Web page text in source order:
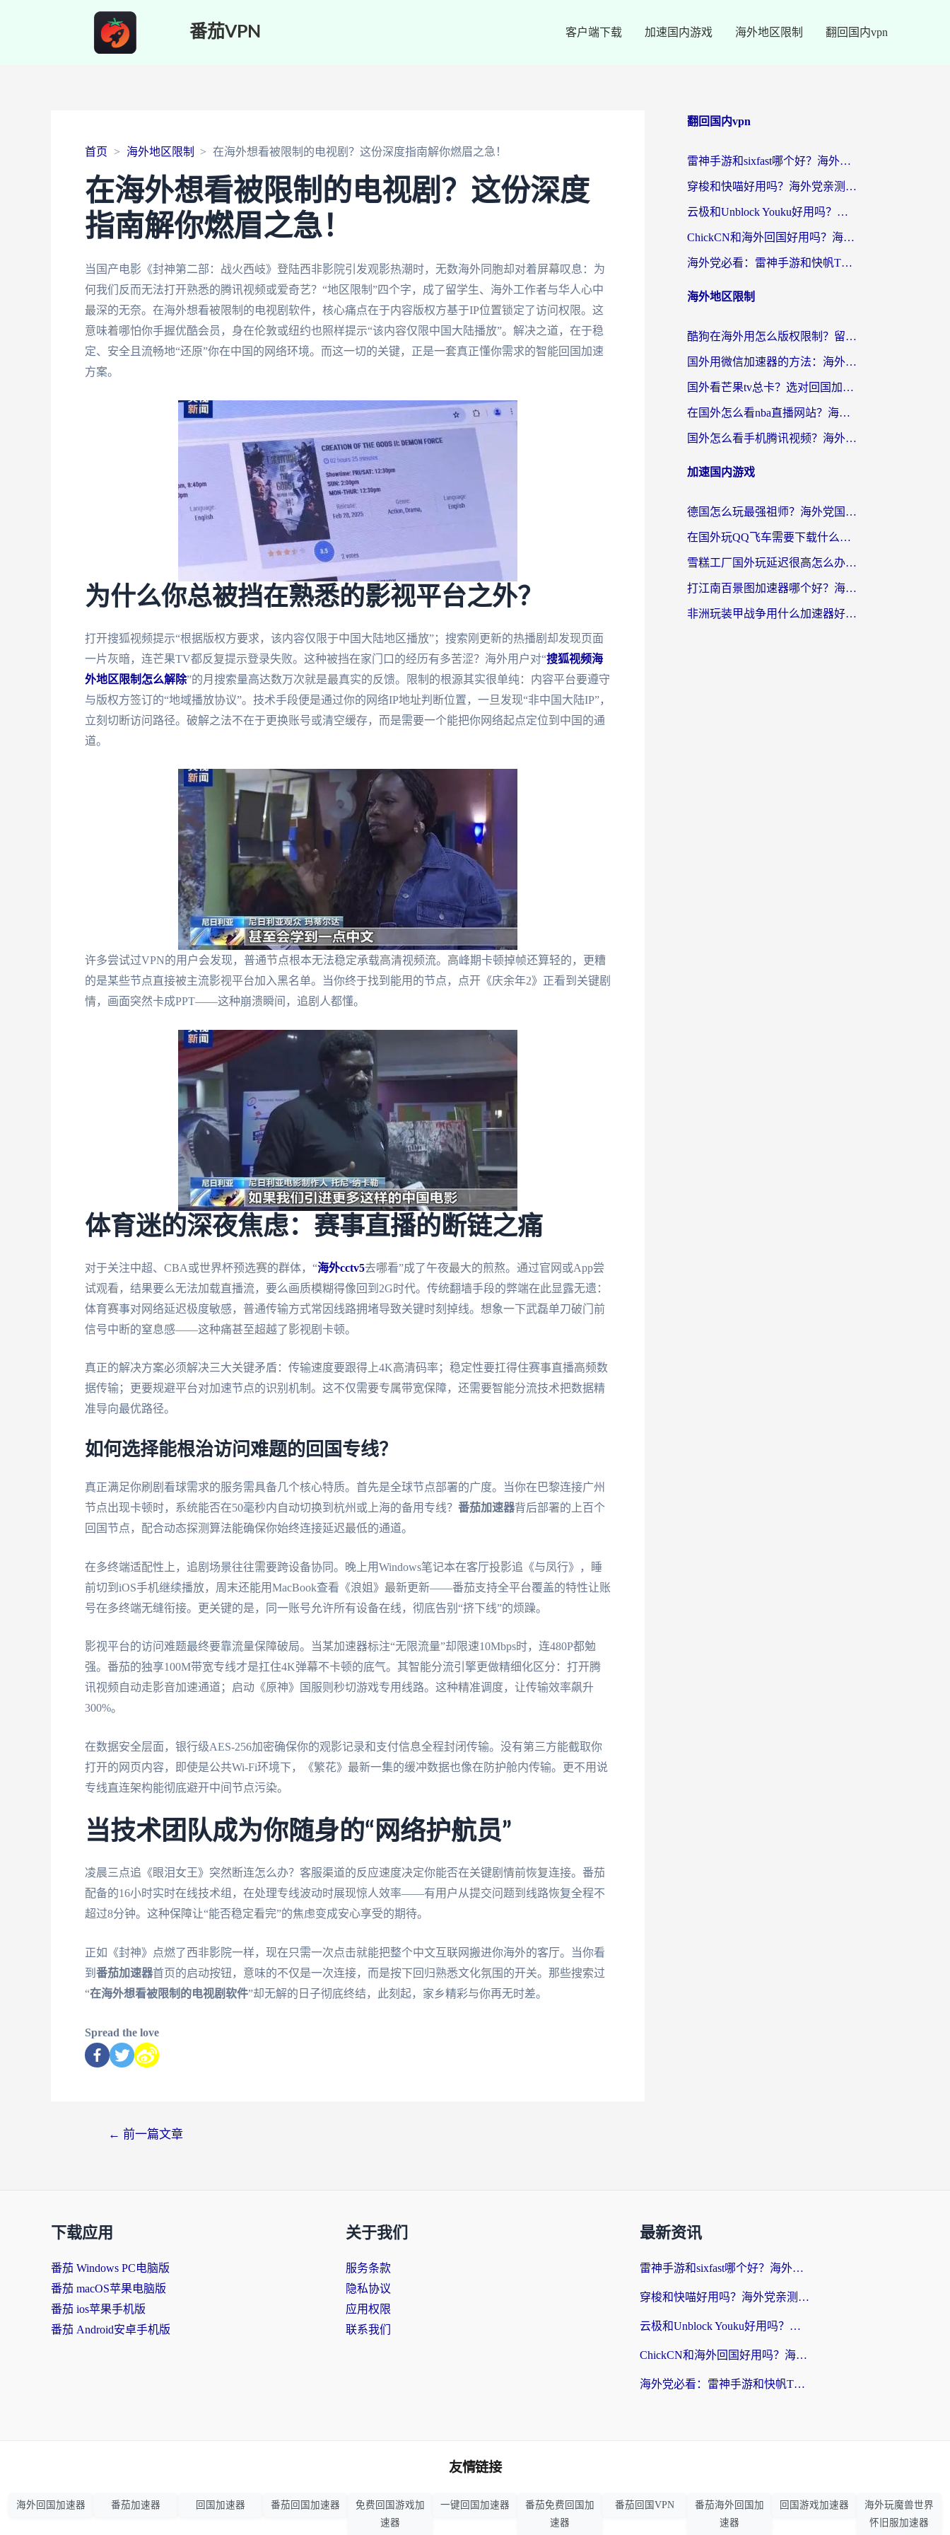
番茄VPN 客户端下载 加速国内游戏 海外地区限制 翻回国内vpn
首页 海外地区限制 在海外想看被限制的电视剧？这份深度指南解你燃眉之急！
在海外想看被限制的电视剧？这份深度
指南解你燃眉之急！
当国产电影《封神第二部：战火西岐》登陆西非影院引发观影热潮时，无数海外同胞却对着屏幕叹息：为
何我们反而无法打开熟悉的腾讯视频或爱奇艺？“地区限制”四个字，成了留学生、海外工作者与华人心中
最深的无奈。在海外想看被限制的电视剧软件，核心痛点在于内容版权方基于IP位置锁定了访问权限。这
意味着哪怕你手握优酷会员，身在伦敦或纽约也照样提示“该内容仅限中国大陆播放”。解决之道，在于稳
定、安全且流畅地“还原”你在中国的网络环境。而这一切的关键，正是一套真正懂你需求的智能回国加速
方案。
为什么你总被挡在熟悉的影视平台之外？
打开搜狐视频提示“根据版权方要求，该内容仅限于中国大陆地区播放”；搜索刚更新的热播剧却发现页面
一片灰暗，连芒果TV都反复提示登录失败。这种被挡在家门口的经历有多苦涩？海外用户对“搜狐视频海
外地区限制怎么解除”的月搜索量高达数万次就是最真实的反馈。限制的根源其实很单纯：内容平台要遵守
与版权方签订的“地域播放协议”。技术手段便是通过你的网络IP地址判断位置，一旦发现“非中国大陆IP”，
立刻切断访问路径。破解之法不在于更换账号或清空缓存，而是需要一个能把你网络起点定位到中国的通
道。
许多尝试过VPN的用户会发现，普通节点根本无法稳定承载高清视频流。高峰期卡顿掉帧还算轻的，更糟
的是某些节点直接被主流影视平台加入黑名单。当你终于找到能用的节点，点开《庆余年2》正看到关键剧
情，画面突然卡成PPT——这种崩溃瞬间，追剧人都懂。
体育迷的深夜焦虑：赛事直播的断链之痛
对于关注中超、CBA或世界杯预选赛的群体，“海外cctv5去哪看”成了午夜最大的煎熬。通过官网或App尝
试观看，结果要么无法加载直播流，要么画质模糊得像回到2G时代。传统翻墙手段的弊端在此显露无遗：
体育赛事对网络延迟极度敏感，普通传输方式常因线路拥堵导致关键时刻掉线。想象一下武磊单刀破门前
信号中断的窒息感——这种痛甚至超越了影视剧卡顿。
真正的解决方案必须解决三大关键矛盾：传输速度要跟得上4K高清码率；稳定性要扛得住赛事直播高频数
据传输；更要规避平台对加速节点的识别机制。这不仅需要专属带宽保障，还需要智能分流技术把数据精
准导向最优路径。
如何选择能根治访问难题的回国专线？
真正满足你刷剧看球需求的服务需具备几个核心特质。首先是全球节点部署的广度。当你在巴黎连接广州
节点出现卡顿时，系统能否在50毫秒内自动切换到杭州或上海的备用专线？ 番茄加速器背后部署的上百个
回国节点，配合动态探测算法能确保你始终连接延迟最低的通道。
在多终端适配性上，追剧场景往往需要跨设备协同。晚上用Windows笔记本在客厅投影追《与凤行》，睡
前切到iOS手机继续播放，周末还能用MacBook查看《浪姐》最新更新——番茄支持全平台覆盖的特性让账
号在多终端无缝衔接。更关键的是，同一账号允许所有设备在线，彻底告别“挤下线”的烦躁。
影视平台的访问难题最终要靠流量保障破局。当某加速器标注“无限流量”却限速10Mbps时，连480P都勉
强。番茄的独享100M带宽专线才是扛住4K弹幕不卡顿的底气。其智能分流引擎更做精细化区分：打开腾
讯视频自动走影音加速通道；启动《原神》国服则秒切游戏专用线路。这种精准调度，让传输效率飙升
300%。
在数据安全层面，银行级AES-256加密确保你的观影记录和支付信息全程封闭传输。没有第三方能截取你
打开的网页内容，即使是公共Wi-Fi环境下，《繁花》最新一集的缓冲数据也像在防护舱内传输。更不用说
专线直连架构能彻底避开中间节点污染。
当技术团队成为你随身的“网络护航员”
凌晨三点追《眼泪女王》突然断连怎么办？客服渠道的反应速度决定你能否在关键剧情前恢复连接。番茄
配备的16小时实时在线技术组，在处理专线波动时展现惊人效率——有用户从提交问题到线路恢复全程不
超过8分钟。这种保障让“能否稳定看完”的焦虑变成安心享受的期待。
正如《封神》点燃了西非影院一样，现在只需一次点击就能把整个中文互联网搬进你海外的客厅。当你看
到 番茄加速器首页的启动按钮，意味的不仅是一次连接，而是按下回归熟悉文化氛围的开关。那些搜索过
“在海外想看被限制的电视剧软件”却无解的日子彻底终结，此刻起，家乡精彩与你再无时差。
Spread the love
← 前一篇文章
翻回国内vpn
雷神手游和sixfast哪个好？海外党亲测3款回国加速器，教你选对不踩坑
穿梭和快喵好用吗？海外党亲测：小众加速器对比+番茄加速器深度体验
云极和Unblock Youku好用吗？海外党亲测+2026回国加速器避坑指南
ChickCN和海外回国好用吗？海外党2026亲测：从手游到影音，选对加速器的3个关键
海外党必看：雷神手游和快帆TV版好用吗？3步选对回国加速器不踩坑
海外地区限制
酷狗在海外用怎么版权限制？留学生亲测：3步解决听国内音乐难题
国外用微信加速器的方法：海外党无缝连接国内生活的实用指南
国外看芒果tv总卡？选对回国加速器，轻松追《浪姐》不费劲
在国外怎么看nba直播网站？海外党专属体育观赛指南，告别地区限制！
国外怎么看手机腾讯视频？海外党亲测有效的追剧加速器选择指南
加速国内游戏
德国怎么玩最强祖师？海外党国服游戏加速器选择全攻略（附宝可梦Online实测）
在国外玩QQ飞车需要下载什么加速器呢？海外党亲测有效的国服游戏加速指南
雪糕工厂国外玩延迟很高怎么办？海外玩家国服游戏加速终极攻略（附实测推荐）
打江南百景图加速器哪个好？海外党踩坑N次后，终于找到不卡的秘诀
非洲玩装甲战争用什么加速器好？海外党亲测有效的国服游戏加速方案
下载应用
番茄 Windows PC电脑版
番茄 macOS苹果电脑版
番茄 ios苹果手机版
番茄 Android安卓手机版
关于我们
服务条款
隐私协议
应用权限
联系我们
最新资讯
雷神手游和sixfast哪个好？海外党亲测3款回国加速器，教你选对不踩坑
穿梭和快喵好用吗？海外党亲测：小众加速器对比+番茄加速器深度体验
云极和Unblock Youku好用吗？海外党亲测+2026回国加速器避坑指南
ChickCN和海外回国好用吗？海外党2026亲测：从手游到影音，选对加速器的3个关键
海外党必看：雷神手游和快帆TV版好用吗？3步选对回国加速器不踩坑
友情链接
海外回国加速器 番茄加速器 回国加速器 番茄回国加速器
免费回国游戏加
速器
一键回国加速器
番茄免费回国加
速器
番茄回国VPN
番茄海外回国加
速器
回国游戏加速器
海外玩魔兽世界
怀旧服加速器